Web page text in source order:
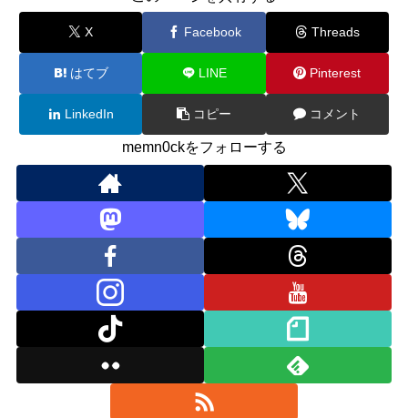
X Facebook Threads
はてブ LINE Pinterest
LinkedIn コピー コメント
memn0ckをフォローする